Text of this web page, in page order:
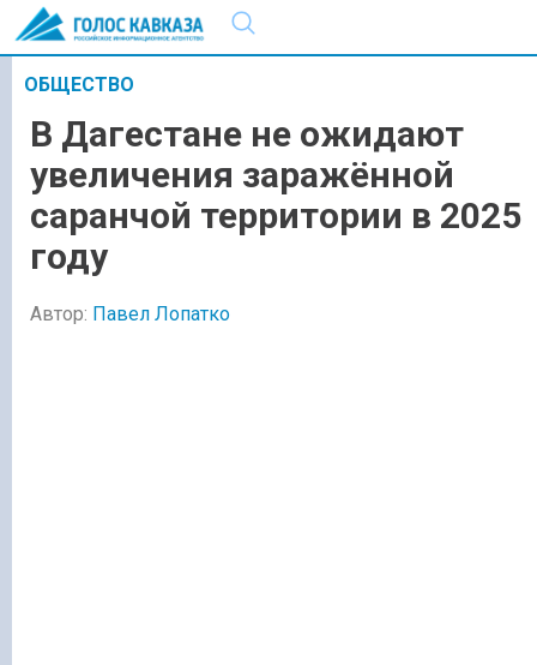
ОБЩЕСТВО
В Дагестане не ожидают
увеличения заражённой
саранчой территории в 2025
году
Автор: Павел Лопатко